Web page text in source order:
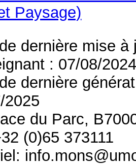
Paysage)
dernière mise
: 07/08/
dernière
2025
du Parc,
(0)65 373111